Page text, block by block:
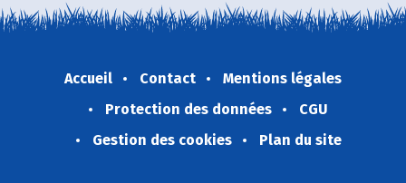
Accueil Contact
Mentions légales
Protection des données
CGU
Gestion des cookies
Plan du site